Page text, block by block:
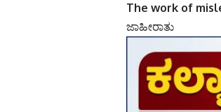
The work of
ಜಾಹೀರಾತು